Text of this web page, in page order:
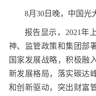
8月30日晚，中国光
报告显示，2021年
神、监管政策和集团部
国家发展战略，积极融
新发展格局，落实碳达
和创新驱动，突出财富